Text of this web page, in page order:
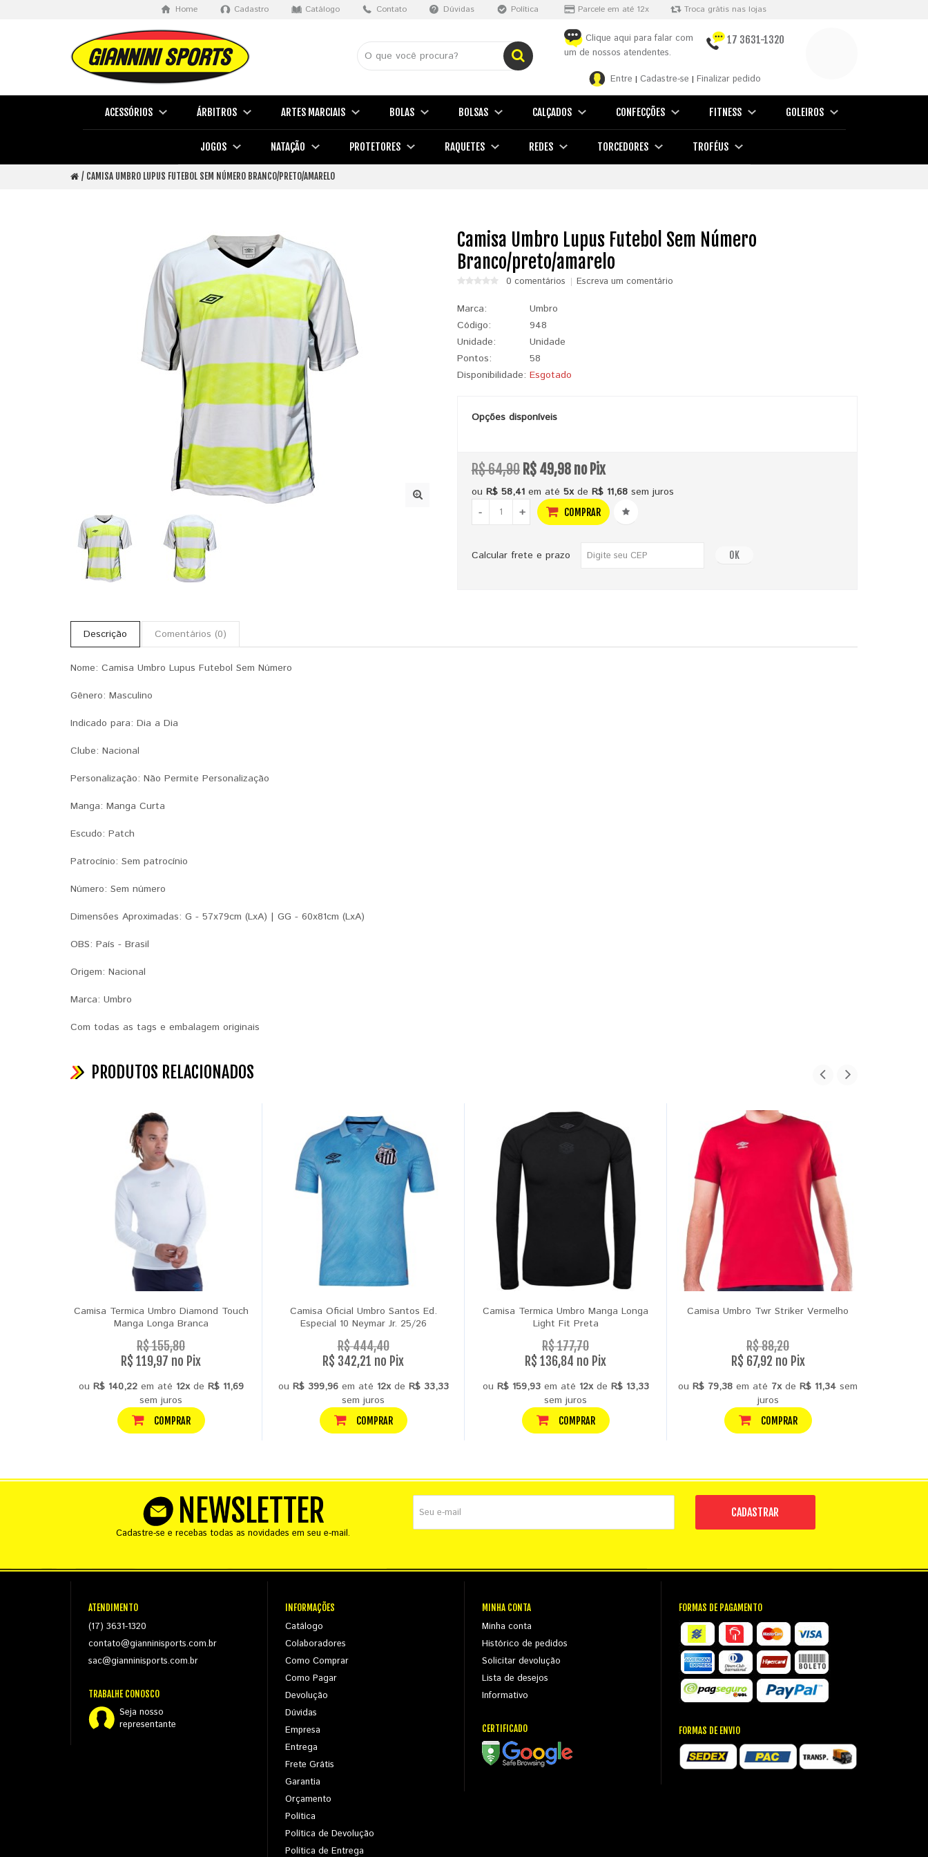
Home Cadastro Catálogo Contato Dúvidas Política Parcele em até 12x Troca grátis nas lojas
Clique aqui para falar com
um de nossos atendentes.
17 3631-1320
Entre | Cadastre-se | Finalizar pedido
ACESSÓRIOS ÁRBITROS ARTES MARCIAIS BOLAS BOLSAS CALÇADOS CONFECÇÕES FITNESS GOLEIROS
JOGOS NATAÇÃO PROTETORES RAQUETES REDES TORCEDORES TROFÉUS
CAMISA UMBRO LUPUS FUTEBOL SEM NÚMERO BRANCO/PRETO/AMARELO
Camisa Umbro Lupus Futebol Sem Número
Branco/preto/amarelo
0 comentários Escreva um comentário
Marca:
Umbro
Código:
948
Unidade:
Unidade
Pontos:
58
Disponibilidade: Esgotado
Opções disponíveis
R$ 64,90 R$ 49,98 no Pix
ou R$ 58,41em até 5xde R$ 11,68sem juros
-
+ COMPRAR
Calcular frete e prazo OK
Descrição Comentários (0)
Nome: Camisa Umbro Lupus Futebol Sem Número
Gênero: Masculino
Indicado para: Dia a Dia
Clube: Nacional
Personalização: Não Permite Personalização
Manga: Manga Curta
Escudo: Patch
Patrocínio: Sem patrocínio
Número: Sem número
Dimensões Aproximadas: G - 57x79cm (LxA) | GG - 60x81cm (LxA)
OBS: País - Brasil
Origem: Nacional
Marca: Umbro
Com todas as tags e embalagem originais
PRODUTOS RELACIONADOS
Camisa Termica Umbro Diamond Touch
Manga Longa Branca
R$ 155,80
R$ 119,97 no Pix
ou R$ 140,22em até 12xde R$ 11,69
sem juros
COMPRAR
Camisa Oficial Umbro Santos Ed.
Especial 10 Neymar Jr. 25/26
R$ 444,40
R$ 342,21 no Pix
ou R$ 399,96em até 12xde R$ 33,33
sem juros
COMPRAR
Camisa Termica Umbro Manga Longa
Light Fit Preta
R$ 177,70
R$ 136,84 no Pix
ou R$ 159,93em até 12xde R$ 13,33
sem juros
COMPRAR
Camisa Umbro Twr Striker Vermelho
R$ 88,20
R$ 67,92 no Pix
ou R$ 79,38 em até 7xde R$ 11,34 sem
juros
COMPRAR
NEWSLETTER
Cadastre-se e recebas todas as novidades em seu e-mail.
CADASTRAR
ATENDIMENTO
(17) 3631-1320
contato@gianninisports.com.br
sac@gianninisports.com.br
TRABALHE CONOSCO
Seja nosso
representante
INFORMAÇÕES
Catálogo
Colaboradores
Como Comprar
Como Pagar
Devolução
Dúvidas
Empresa
Entrega
Frete Grátis
Garantia
Orçamento
Política
Política de Devolução
Política de Entrega
MINHA CONTA
Minha conta
Histórico de pedidos
Solicitar devolução
Lista de desejos
Informativo
CERTIFICADO
FORMAS DE PAGAMENTO
FORMAS DE ENVIO